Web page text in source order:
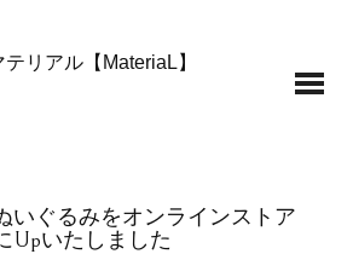
いぐるみをオンラインストア
Upいたしました